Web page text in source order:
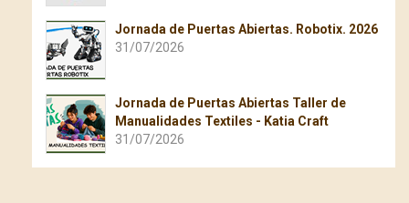
Jornada de Puertas Abiertas. Robotix. 2026
31/07/2026
Jornada de Puertas Abiertas Taller de
Manualidades Textiles - Katia Craft
31/07/2026